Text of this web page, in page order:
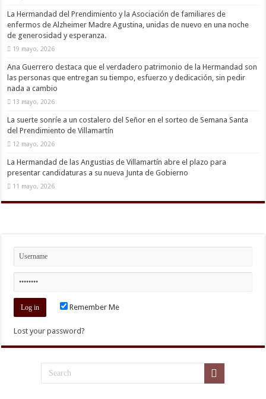
La Hermandad del Prendimiento y la Asociación de familiares de
enfermos de Alzheimer Madre Agustina, unidas de nuevo en una noche
de generosidad y esperanza.
19 mayo, 2026
Ana Guerrero destaca que el verdadero patrimonio de la Hermandad son
las personas que entregan su tiempo, esfuerzo y dedicación, sin pedir
nada a cambio
13 mayo, 2026
La suerte sonríe a un costalero del Señor en el sorteo de Semana Santa
del Prendimiento de Villamartín
12 mayo, 2026
La Hermandad de las Angustias de Villamartín abre el plazo para
presentar candidaturas a su nueva Junta de Gobierno
11 mayo, 2026
Remember Me
Lost your password?